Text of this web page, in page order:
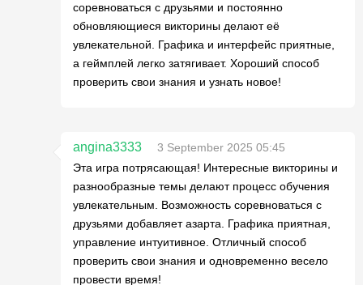
соревноваться с друзьями и постоянно
обновляющиеся викторины делают её
увлекательной. Графика и интерфейс приятные,
а геймплей легко затягивает. Хороший способ
проверить свои знания и узнать новое!
angina3333
3 September 2025 05:45
Эта игра потрясающая! Интересные викторины и
разнообразные темы делают процесс обучения
увлекательным. Возможность соревноваться с
друзьями добавляет азарта. Графика приятная,
управление интуитивное. Отличный способ
проверить свои знания и одновременно весело
провести время!